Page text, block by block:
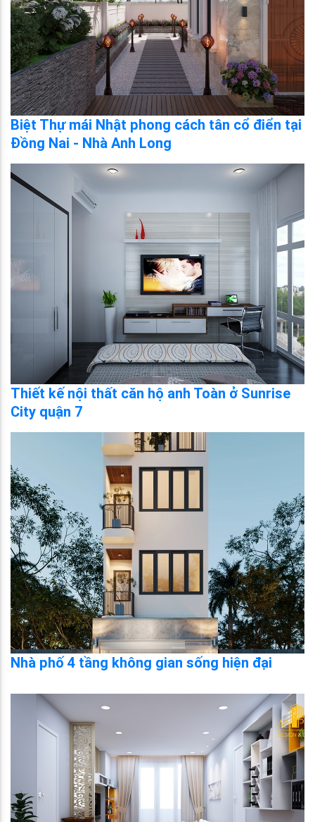
Biệt Thự mái Nhật phong cách tân cổ điển tại
Đồng Nai - Nhà Anh Long
Thiết kế nội thất căn hộ anh Toàn ở Sunrise
City quận 7
Nhà phố 4 tầng không gian sống hiện đại